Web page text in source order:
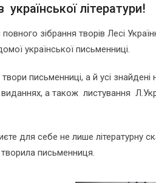
літератури!
зібрання творів Лесі
української письменниці.
письменниці, а й усі знайдені
а також листування
для себе не лише літературну
творила письменниця.